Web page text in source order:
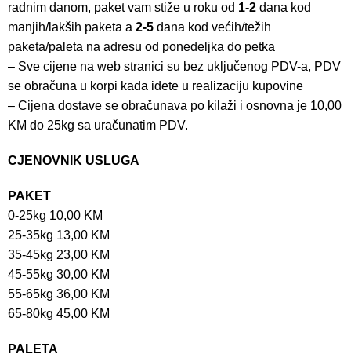
radnim danom, paket vam stiže u roku od 1-2 dana kod
manjih/lakših paketa a 2-5 dana kod većih/težih
paketa/paleta na adresu od ponedeljka do petka
– Sve cijene na web stranici su bez uključenog PDV-a, PDV
se obračuna u korpi kada idete u realizaciju kupovine
– Cijena dostave se obračunava po kilaži i osnovna je 10,00
KM do 25kg sa uračunatim PDV.
CJENOVNIK USLUGA
PAKET
0-25kg 10,00 KM
25-35kg 13,00 KM
35-45kg 23,00 KM
45-55kg 30,00 KM
55-65kg 36,00 KM
65-80kg 45,00 KM
PALETA